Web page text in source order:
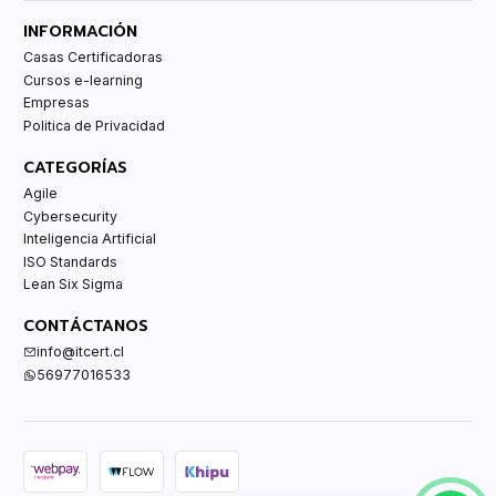
INFORMACIÓN
Casas Certificadoras
Cursos e-learning
Empresas
Politica de Privacidad
CATEGORÍAS
Agile
Cybersecurity
Inteligencia Artificial
ISO Standards
Lean Six Sigma
CONTÁCTANOS
info@itcert.cl
56977016533